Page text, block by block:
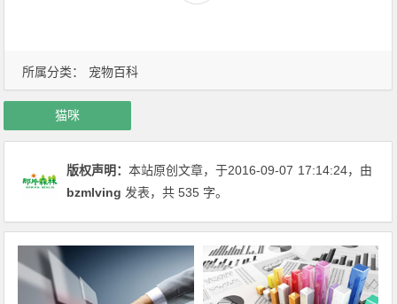
所属分类： 宠物百科
猫咪
版权声明：本站原创文章，于2016-09-07 17:14:24，由
bzmlving 发表，共 535 字。